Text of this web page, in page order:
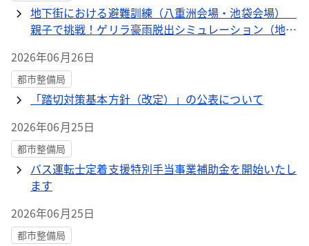
地下街における避難訓練（八重洲会場・池袋会場）
親子で挑戦！ゲリラ豪雨脱出シミュレーション（地下
2026年06月26日
都市整備局
「踏切対策基本方針（改定）」の公表について
2026年06月25日
都市整備局
バス運転士定着支援特別手当事業補助金を開始いたし
ます
2026年06月25日
都市整備局